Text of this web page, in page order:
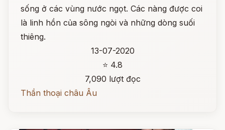
sống ở các vùng nước ngọt. Các nàng được coi
là linh hồn của sông ngòi và những dòng suối
thiêng.
13-07-2020
⭐ 4.8
7,090 lượt đọc
Thần thoại châu Âu